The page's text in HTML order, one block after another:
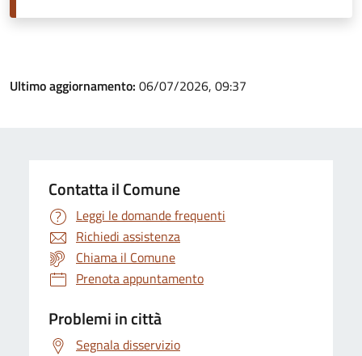
Ultimo aggiornamento: 06/07/2026, 09:37
Contatta il Comune
Leggi le domande frequenti
Richiedi assistenza
Chiama il Comune
Prenota appuntamento
Problemi in città
Segnala disservizio